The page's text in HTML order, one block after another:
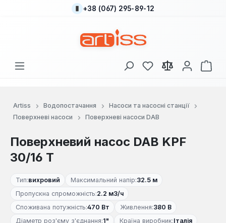
Перейти до основного вмісту
+38 (067) 295-89-12
У вас є 0 у списку
Artiss Водопостачання
Насоси та насосні станції
Поверхневі насоси
Поверхневі насоси DAB
Поверхневий насос DAB KPF
30/16 T
Тип:вихровий Максимальний напір:32.5 м
Пропускна спроможність:2.2 м3/ч
Споживана потужність:470 Вт Живлення:380 В
Діаметр роз'єму з'єднання:1" Країна виробник:Італія